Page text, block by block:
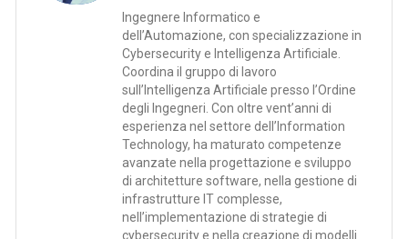
Ingegnere Informatico e
dell’Automazione, con specializzazione in
Cybersecurity e Intelligenza Artificiale.
Coordina il gruppo di lavoro
sull’Intelligenza Artificiale presso l’Ordine
degli Ingegneri. Con oltre vent’anni di
esperienza nel settore dell’Information
Technology, ha maturato competenze
avanzate nella progettazione e sviluppo
di architetture software, nella gestione di
infrastrutture IT complesse,
nell’implementazione di strategie di
cybersecurity e nella creazione di modelli